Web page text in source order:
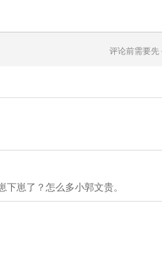
评论前需要先
崽了？怎么多小郭文贵。